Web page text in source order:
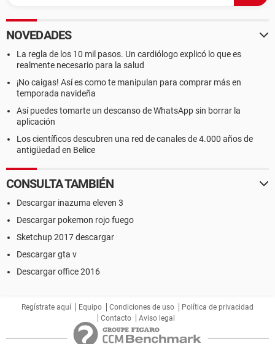
NOVEDADES
La regla de los 10 mil pasos. Un cardiólogo explicó lo que es
realmente necesario para la salud
¡No caigas! Así es como te manipulan para comprar más en
temporada navideña
Así puedes tomarte un descanso de WhatsApp sin borrar la
aplicación
Los científicos descubren una red de canales de 4.000 años de
antigüedad en Belice
CONSULTA TAMBIÉN
Descargar inazuma eleven 3
Descargar pokemon rojo fuego
Sketchup 2017 descargar
Descargar gta v
Descargar office 2016
Regístrate aquí Equipo Condiciones de uso
Política de privacidad
Contacto
Aviso legal